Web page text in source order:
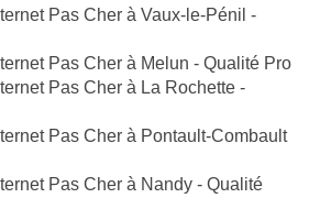
Pas Cher à Vaux-le-Pénil -
Pas Cher à Melun - Qualité Pro
Pas Cher à La Rochette -
Pas Cher à Pontault-Combault
Pas Cher à Nandy - Qualité